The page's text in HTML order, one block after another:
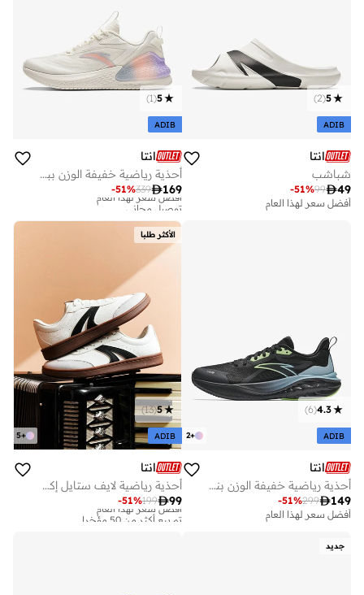
5
(
2
)
ADIB
انتا
شباشب
49
99
-51%
أفضل سعر لهذا العام
5
(
1
)
ADIB
انتا
أحذية رياضية خفيفة الوزن ببطانة ناعمة للركض والعمل والتنقل بمسامات تهوية
169
339
-51%
أفضل سعر لهذا العام
توصيل مجاني
توصيل مجاني
+
2
4.3
(
6
)
ADIB
انتا
أحذية رياضية خفيفة الوزن بنعل ناعم للركض والعمل والتنقل بتهوية وتبطين
149
299
-51%
أفضل سعر لهذا العام
الأكثر طلبا
+
5
5
(
13
)
ADIB
انتا
أحذية رياضية لايف ستايل إكس-جيم
99
199
-51%
أفضل سعر لهذا العام
تم بيع أكثر من 50 مؤخرا
جديد